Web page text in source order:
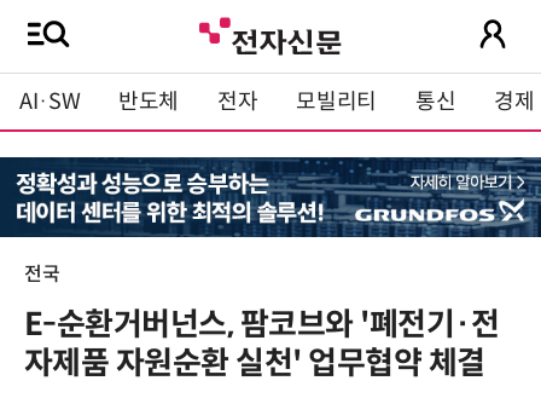
AI·SW 반도체 전자 모빌리티 통신 경제
전국
E-순환거버넌스, 팜코브와 '폐전기·전
자제품 자원순환 실천' 업무협약 체결